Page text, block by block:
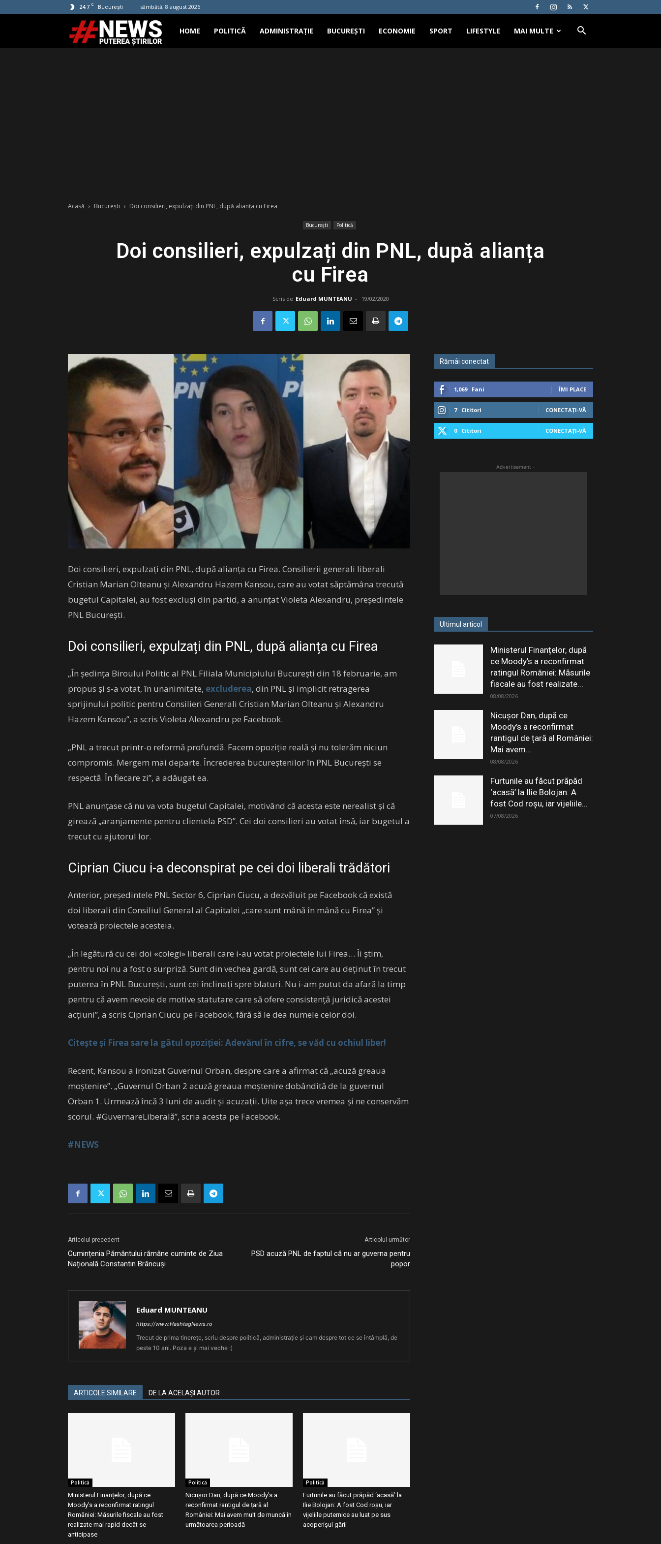
24.7 C București sâmbătă, 8 august 2026
Hashtag
HOME POLITICĂ ADMINISTRAȚIE BUCUREȘTI ECONOMIE SPORT LIFESTYLE MAI MULTE
Acasă București Doi consilieri, expulzați din PNL, după alianța cu Firea
București Politică
Doi consilieri, expulzați din PNL, după alianța
cu Firea
Scris de Eduard MUNTEANU - 19/02/2020
Doi consilieri, expulzați din PNL, după alianța cu Firea. Consilierii generali liberali
Cristian Marian Olteanu şi Alexandru Hazem Kansou, care au votat săptămâna trecută
bugetul Capitalei, au fost excluşi din partid, a anunțat Violeta Alexandru, preşedintele
PNL Bucureşti.
Doi consilieri, expulzați din PNL, după alianța cu Firea
„În şedinţa Biroului Politic al PNL Filiala Municipiului Bucureşti din 18 februarie, am
propus şi s-a votat, în unanimitate, excluderea, din PNL şi implicit retragerea
sprijinului politic pentru Consilieri Generali Cristian Marian Olteanu şi Alexandru
Hazem Kansou”, a scris Violeta Alexandru pe Facebook.
„PNL a trecut printr-o reformă profundă. Facem opoziţie reală şi nu tolerăm niciun
compromis. Mergem mai departe. Încrederea bucureştenilor în PNL Bucureşti se
respectă. În fiecare zi”, a adăugat ea.
PNL anunțase că nu va vota bugetul Capitalei, motivând că acesta este nerealist și că
girează „aranjamente pentru clientela PSD”. Cei doi consilieri au votat însă, iar bugetul a
trecut cu ajutorul lor.
Ciprian Ciucu i-a deconspirat pe cei doi liberali trădători
Anterior, preşedintele PNL Sector 6, Ciprian Ciucu, a dezvăluit pe Facebook că există
doi liberali din Consiliul General al Capitalei „care sunt mână în mână cu Firea” şi
votează proiectele acesteia.
„În legătură cu cei doi «colegi» liberali care i-au votat proiectele lui Firea… Îi ştim,
pentru noi nu a fost o surpriză. Sunt din vechea gardă, sunt cei care au deţinut în trecut
puterea în PNL Bucureşti, sunt cei înclinaţi spre blaturi. Nu i-am putut da afară la timp
pentru că avem nevoie de motive statutare care să ofere consistenţă juridică acestei
acţiuni”, a scris Ciprian Ciucu pe Facebook, fără să le dea numele celor doi.
Citește și Firea sare la gâtul opoziției: Adevărul în cifre, se văd cu ochiul liber!
Recent, Kansou a ironizat Guvernul Orban, despre care a afirmat că „acuză greaua
moştenire”. „Guvernul Orban 2 acuză greaua moştenire dobândită de la guvernul
Orban 1. Urmează încă 3 luni de audit şi acuzaţii. Uite aşa trece vremea şi ne conservăm
scorul. #GuvernareLiberală”, scria acesta pe Facebook.
#NEWS
Articolul precedent
Cumințenia Pământului rămâne cuminte de Ziua
Națională Constantin Brâncuși
Articolul următor
PSD acuză PNL de faptul că nu ar guverna pentru
popor
Eduard MUNTEANU
https://www.HashtagNews.ro
Trecut de prima tinerețe, scriu despre politică, administrație și cam despre tot ce se întâmplă, de
peste 10 ani. Poza e și mai veche :)
ARTICOLE SIMILARE DE LA ACELAȘI AUTOR
Politică
Ministerul Finanțelor, după ce
Moody’s a reconfirmat ratingul
României: Măsurile fiscale au fost
realizate mai rapid decât se
anticipase
Politică
Nicușor Dan, după ce Moody’s a
reconfirmat rantigul de țară al
României: Mai avem mult de muncă în
următoarea perioadă
Politică
Furtunile au făcut prăpăd ‘acasă’ la
Ilie Bolojan: A fost Cod roșu, iar
vijeliile puternice au luat pe sus
acoperișul gării
Rămâi conectat
1,069 Fani ÎMI PLACE
7 Cititori CONECTAȚI-VĂ
0 Cititori CONECTAȚI-VĂ
- Advertisement -
Ultimul articol
Ministerul Finanțelor, după
ce Moody’s a reconfirmat
ratingul României: Măsurile
fiscale au fost realizate...
08/08/2026
Nicușor Dan, după ce
Moody’s a reconfirmat
rantigul de țară al României:
Mai avem...
08/08/2026
Furtunile au făcut prăpăd
‘acasă’ la Ilie Bolojan: A
fost Cod roșu, iar vijeliile...
07/08/2026